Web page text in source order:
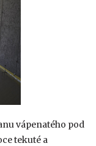
vápenatého pod
tekuté a